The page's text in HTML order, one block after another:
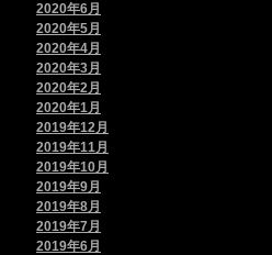
2020年6月
2020年5月
2020年4月
2020年3月
2020年2月
2020年1月
2019年12月
2019年11月
2019年10月
2019年9月
2019年8月
2019年7月
2019年6月